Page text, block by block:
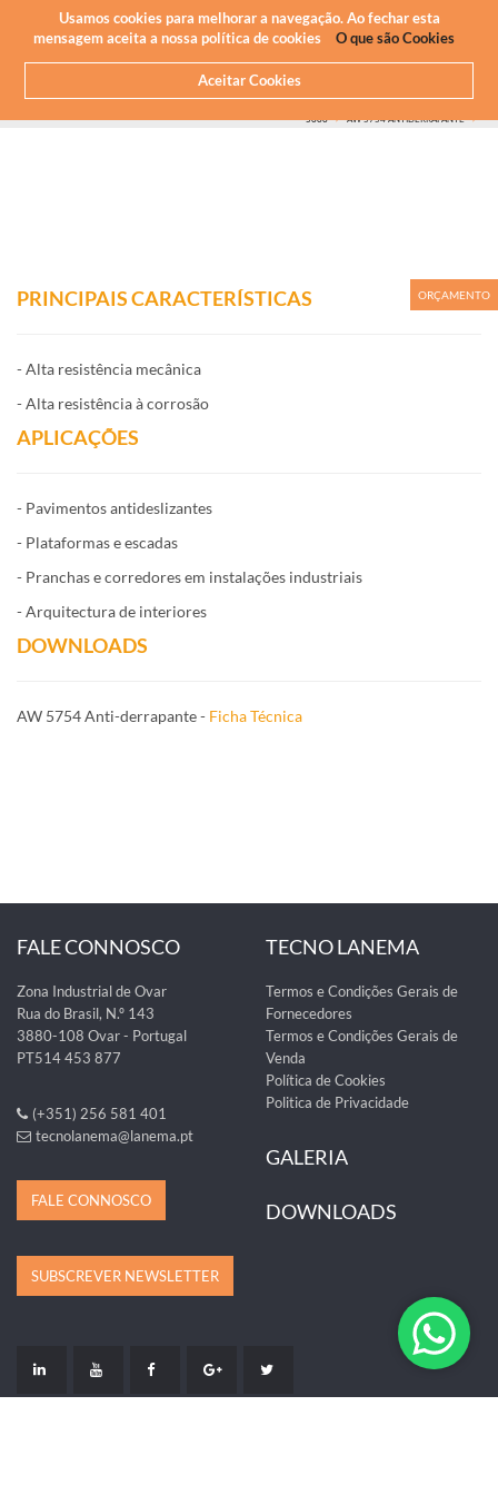
Usamos cookies para melhorar a navegação. Ao fechar esta
mensagem aceita a nossa política de cookies
O que são Cookies
Aceitar Cookies
Newsletter
5000
AW 5754 ANTIDERRAPANTE
PRINCIPAIS CARACTERÍSTICAS
- Alta resistência mecânica
- Alta resistência à corrosão
APLICAÇÕES
- Pavimentos antideslizantes
- Plataformas e escadas
- Pranchas e corredores em instalações industriais
- Arquitectura de interiores
DOWNLOADS
AW 5754 Anti-derrapante - Ficha Técnica
ORÇAMENTO
FALE CONNOSCO
Zona Industrial de Ovar
Rua do Brasil, N.º 143
3880-108 Ovar - Portugal
PT514 453 877
(+351) 256 581 401
tecnolanema@lanema.pt
FALE CONNOSCO
TECNO LANEMA
Termos e Condições Gerais de
Fornecedores
Termos e Condições Gerais de
Venda
Política de Cookies
Politica de Privacidade
GALERIA
DOWNLOADS
SUBSCREVER NEWSLETTER